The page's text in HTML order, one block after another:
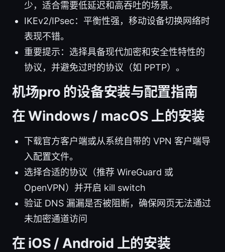
少，适合需要低延迟和高吞吐的场景。
IKEv2/IPsec：平衡性强，移动设备切换网络时
表现不错。
重要提示：选择具备现代加密和安全性特性的
协议，并避免过时的协议（如 PPTP）。
机场pro 的设备安装与配置指南
在 Windows / macOS 上的安装
下载官方客户端或从系统自带的 VPN 客户端导
入配置文件。
选择合适的协议（推荐 WireGuard 或
OpenVPN）并开启 kill switch
验证 DNS 漏漏是否被阻断，确保网页无法通过
未加密通道访问
在 iOS / Android 上的安装